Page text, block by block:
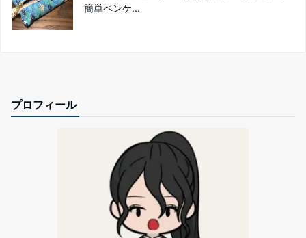
簡単ペンケ...
プロフィール